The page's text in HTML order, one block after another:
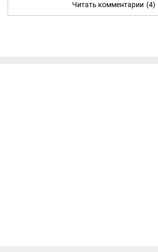
Читать комментарии (4)